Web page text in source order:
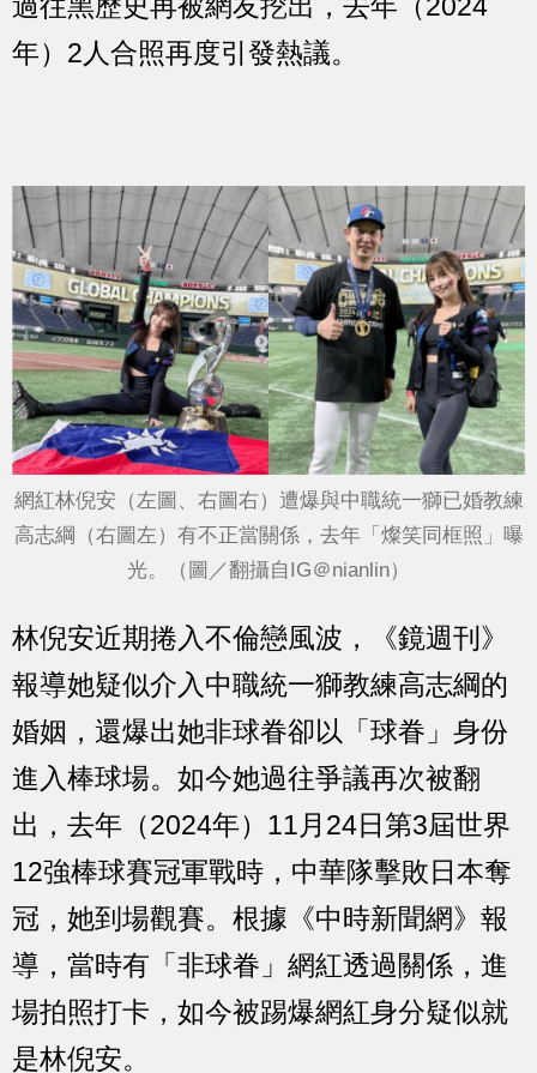
年）2人合照再度引發熱議。
網紅林倪安（左圖、右圖右）遭爆與中職統一獅已婚教練
高志綱（右圖左）有不正當關係，去年「燦笑同框照」曝
光。（圖／翻攝自IG＠nianlin）
林倪安近期捲入不倫戀風波，《鏡週刊》
報導她疑似介入中職統一獅教練高志綱的
婚姻，還爆出她非球眷卻以「球眷」身份
進入棒球場。如今她過往爭議再次被翻
出，去年（2024年）11月24日第3屆世界
12強棒球賽冠軍戰時，中華隊擊敗日本奪
冠，她到場觀賽。根據《中時新聞網》報
導，當時有「非球眷」網紅透過關係，進
場拍照打卡，如今被踢爆網紅身分疑似就
是林倪安。